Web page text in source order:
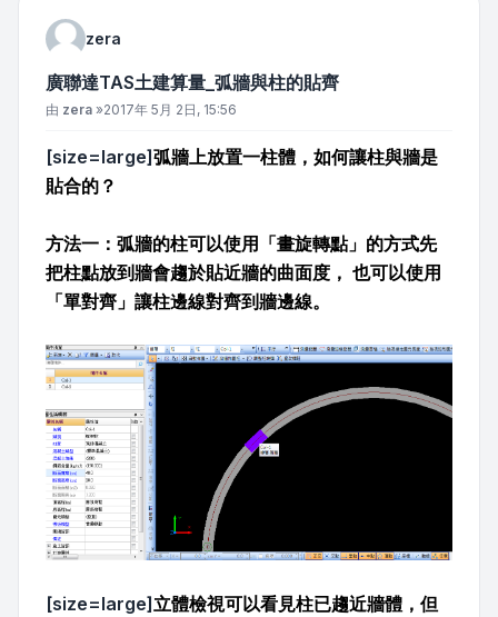
zera
廣聯達TAS土建算量_弧牆與柱的貼齊
文章
由 zera »2017年 5月 2日, 15:56
[size=large]弧牆上放置一柱體，如何讓柱與牆是
貼合的？
方法一：弧牆的柱可以使用「畫旋轉點」的方式先
把柱點放到牆會趨於貼近牆的曲面度， 也可以使用
「單對齊」讓柱邊線對齊到牆邊線。
[size=large]立體檢視可以看見柱已趨近牆體，但